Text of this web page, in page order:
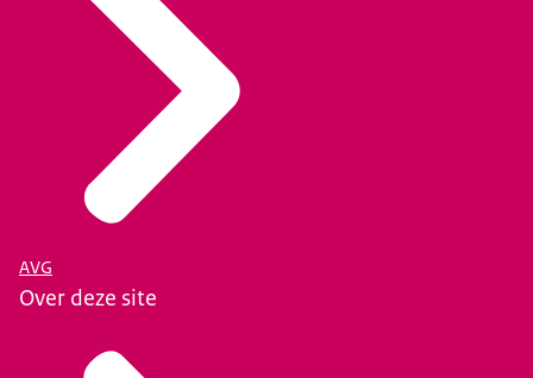
AVG
Over deze site